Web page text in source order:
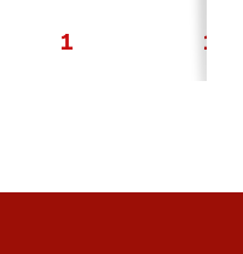
1 1